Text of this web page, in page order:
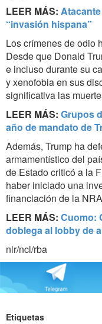
LEER MÁS:
“invasión hispana”
Los crímenes de odio
Desde que Donald
e incluso durante su
y xenofobia en sus
significativa las
LEER MÁS: Grupos
año de mandato de
Además, Trump ha
armamentístico del
de Estado criticó a la
haber iniciado una
financiación de la
LEER MÁS: Cuomo:
doblega al lobby de
nlr/ncl/rba
Etiquetas